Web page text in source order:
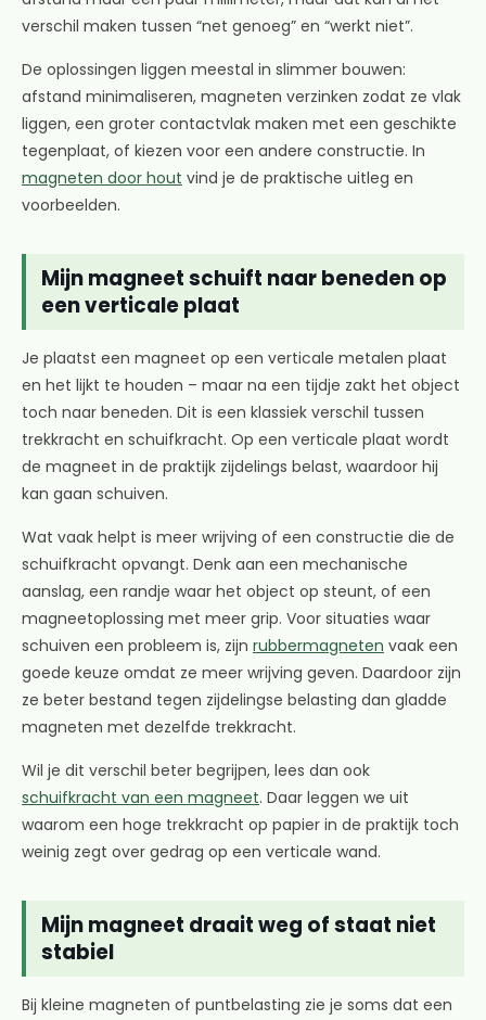
verschil maken tussen “net genoeg” en “werkt niet”.
De oplossingen liggen meestal in slimmer bouwen:
afstand minimaliseren, magneten verzinken zodat ze vlak
liggen, een groter contactvlak maken met een geschikte
tegenplaat, of kiezen voor een andere constructie. In
magneten door hout vind je de praktische uitleg en
voorbeelden.
Mijn magneet schuift naar beneden op
een verticale plaat
Je plaatst een magneet op een verticale metalen plaat
en het lijkt te houden – maar na een tijdje zakt het object
toch naar beneden. Dit is een klassiek verschil tussen
trekkracht en schuifkracht. Op een verticale plaat wordt
de magneet in de praktijk zijdelings belast, waardoor hij
kan gaan schuiven.
Wat vaak helpt is meer wrijving of een constructie die de
schuifkracht opvangt. Denk aan een mechanische
aanslag, een randje waar het object op steunt, of een
magneetoplossing met meer grip. Voor situaties waar
schuiven een probleem is, zijn rubbermagneten vaak een
goede keuze omdat ze meer wrijving geven. Daardoor zijn
ze beter bestand tegen zijdelingse belasting dan gladde
magneten met dezelfde trekkracht.
Wil je dit verschil beter begrijpen, lees dan ook
schuifkracht van een magneet. Daar leggen we uit
waarom een hoge trekkracht op papier in de praktijk toch
weinig zegt over gedrag op een verticale wand.
Mijn magneet draait weg of staat niet
stabiel
Bij kleine magneten of puntbelasting zie je soms dat een